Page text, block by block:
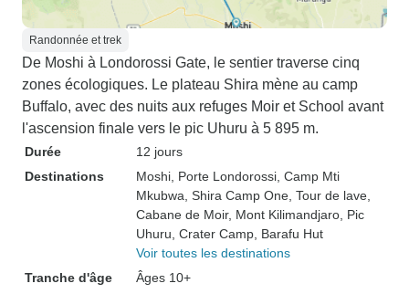
Randonnée et trek
De Moshi à Londorossi Gate, le sentier traverse cinq
zones écologiques. Le plateau Shira mène au camp
Buffalo, avec des nuits aux refuges Moir et School avant
l'ascension finale vers le pic Uhuru à 5 895 m.
Durée
12 jours
Destinations
Moshi , Porte Londorossi , Camp Mti
Mkubwa , Shira Camp One , Tour de lave
Cabane de Moir, Mont Kilimandjaro , Pic
Uhuru , Crater Camp , Barafu Hut
Voir toutes les destinations
Tranche d'âge
Âges 10+